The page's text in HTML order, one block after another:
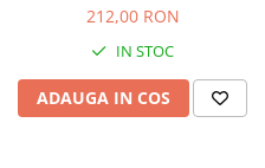
212,00 RON
IN STOC
ADAUGA IN COS